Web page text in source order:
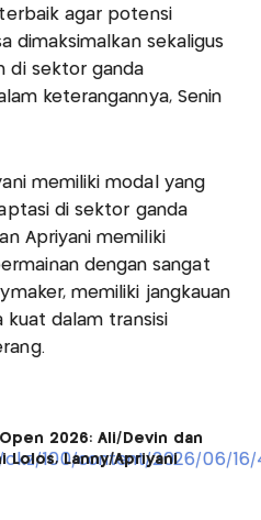
agar potensi
dimaksimalkan sekaligus
di sektor ganda
keterangannya, Senin
memiliki modal yang
di sektor ganda
Apriyani memiliki
dengan sangat
memiliki jangkauan
kuat dalam transisi
2026: Ali/Devin dan
Lolos, Lanny/Apriyani